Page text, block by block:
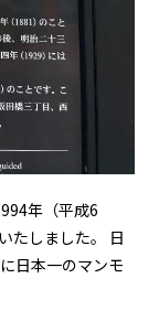
年（平成6
たしました。 日
日本一のマンモ